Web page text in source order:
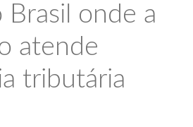
Brasil onde a
atende
tributária